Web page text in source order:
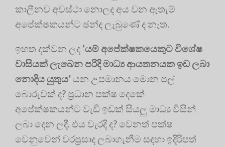
කාලීනව අවස්ථා නොලද අය වන ඇතැම්
අපේක්ෂකයන්ට ඡන්ද ලැබුණේ ද නැත.
ඉහත දක්වන ලද ‘යම් අපේක්ෂකයෙකුට විශේෂ
වාසියක් ලැබෙන පරිදි මාධ්‍ය ආයතනයක ඉඩ ලබා
නොදිය යුතුය’ යන උපමානය මොන පල්
බොරුවක් ද? ප්‍රධාන පක්ෂ දෙකේ
අපේක්ෂකයන්ට වැඩි ඉඩක් සියලු මාධ්‍ය විසින්
ලබා දෙන ලදී. එය වැරදි ද? වෙනත් පක්ෂ
වෙනුවෙන් වරප්‍රසාද ලබාගැනීම සඳහා ඉදිරිපත්